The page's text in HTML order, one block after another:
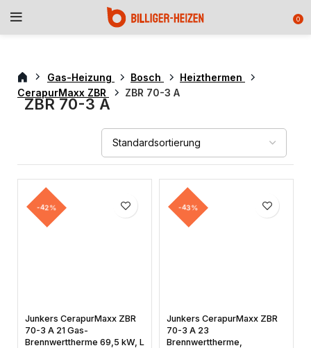
0
Gas-Heizung Bosch
Heizthermen
CerapurMaxx ZBR
ZBR 70-3 A
ZBR 70-3 A
-42%
Junkers CerapurMaxx ZBR
70-3 A 21 Gas-
Brennwerttherme 69,5 kW, L
-43%
Junkers CerapurMaxx ZBR
70-3 A 23
Brennwerttherme,